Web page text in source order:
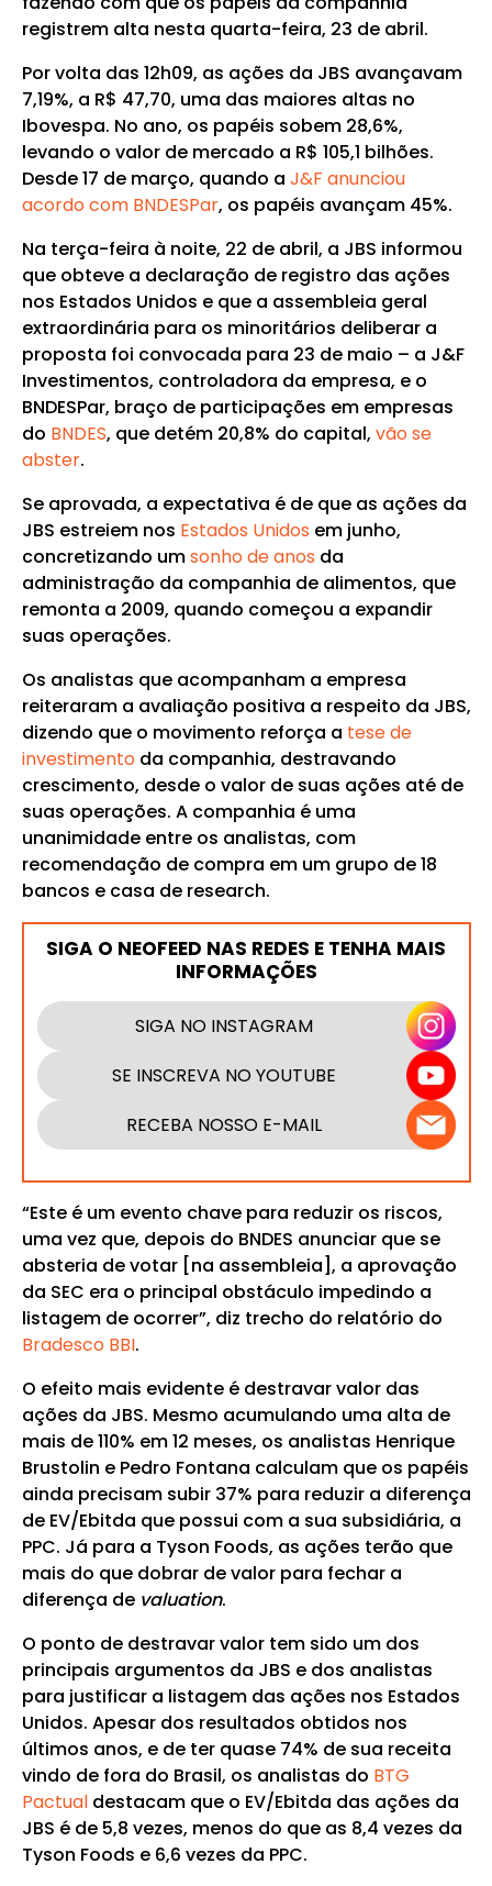
registrem alta nesta quarta-feira, 23 de abril.
Por volta das 12h09, as ações da JBS avançavam
7,19%, a R$ 47,70, uma das maiores altas no
Ibovespa. No ano, os papéis sobem 28,6%,
levando o valor de mercado a R$ 105,1 bilhões.
Desde 17 de março, quando a J&F anunciou
acordo com BNDESPar, os papéis avançam 45%.
Na terça-feira à noite, 22 de abril, a JBS informou
que obteve a declaração de registro das ações
nos Estados Unidos e que a assembleia geral
extraordinária para os minoritários deliberar a
proposta foi convocada para 23 de maio – a J&F
Investimentos, controladora da empresa, e o
BNDESPar, braço de participações em empresas
do BNDES, que detém 20,8% do capital, vão se
abster.
Se aprovada, a expectativa é de que as ações da
JBS estreiem nos Estados Unidos em junho,
concretizando umsonho de anos da
administração da companhia de alimentos, que
remonta a 2009, quando começou a expandir
suas operações.
Os analistas que acompanham a empresa
reiteraram a avaliação positiva a respeito da JBS,
dizendo que o movimento reforça a tese de
investimentoda companhia, destravando
crescimento, desde o valor de suas ações até de
suas operações. A companhia é uma
unanimidade entre os analistas, com
recomendação de compra em um grupo de 18
bancos e casa de research.
SIGA O NEOFEED NAS REDES E TENHA MAIS
INFORMAÇÕES
SIGA NO INSTAGRAM
SE INSCREVA NO YOUTUBE
RECEBA NOSSO E-MAIL
“Este é um evento chave para reduzir os riscos,
uma vez que, depois do BNDES anunciar que se
absteria de votar [na assembleia], a aprovação
da SEC era o principal obstáculo impedindo a
listagem de ocorrer”, diz trecho do relatório do
Bradesco BBI.
O efeito mais evidente é destravar valor das
ações da JBS. Mesmo acumulando uma alta de
mais de 110% em 12 meses, os analistas Henrique
Brustolin e Pedro Fontana calculam que os papéis
ainda precisam subir 37% para reduzir a diferença
de EV/Ebitda que possui com a sua subsidiária, a
PPC. Já para a Tyson Foods, as ações terão que
mais do que dobrar de valor para fechar a
diferença de valuation.
O ponto de destravar valor tem sido um dos
principais argumentos da JBS e dos analistas
para justificar a listagem das ações nos Estados
Unidos. Apesar dos resultados obtidos nos
últimos anos, e de ter quase 74% de sua receita
vindo de fora do Brasil, os analistas do BTG
Pactualdestacam que o EV/Ebitda das ações da
JBS é de 5,8 vezes, menos do que as 8,4 vezes da
Tyson Foods e 6,6 vezes da PPC.